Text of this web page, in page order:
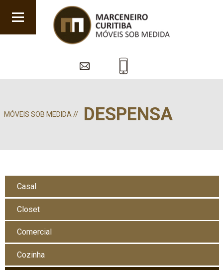
MÓVEIS SOB MEDIDA // DESPENSA
Casal
Closet
Comercial
Cozinha